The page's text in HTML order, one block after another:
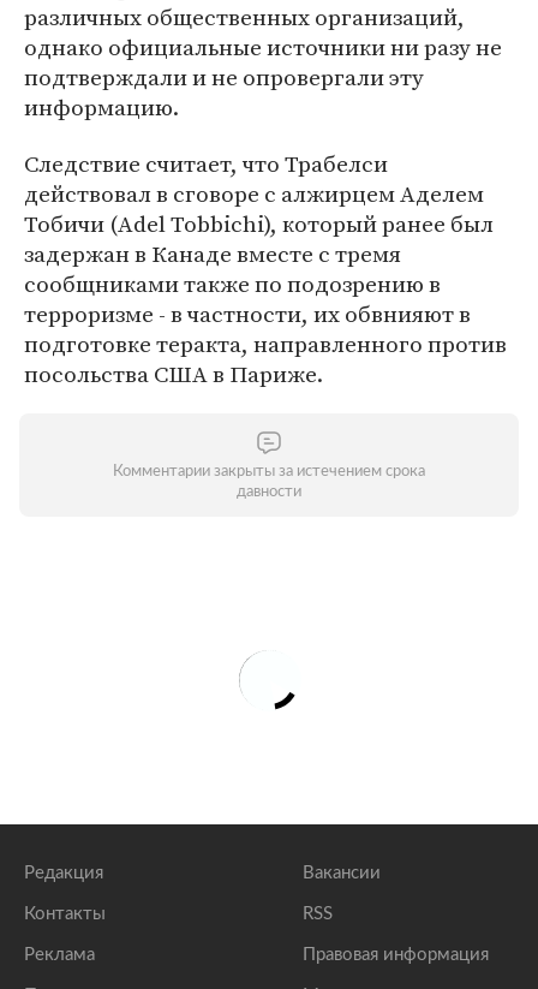
различных общественных организаций,
однако официальные источники ни разу не
подтверждали и не опровергали эту
информацию.
Следствие считает, что Трабелси
действовал в сговоре с алжирцем Аделем
Тобичи (Adel Tobbichi), который ранее был
задержан в Канаде вместе с тремя
сообщниками также по подозрению в
терроризме - в частности, их обвнияют в
подготовке теракта, направленного против
посольства США в Париже.
Комментарии закрыты за истечением срока
давности
Редакция
Контакты
Реклама
Вакансии
RSS
Правовая информация